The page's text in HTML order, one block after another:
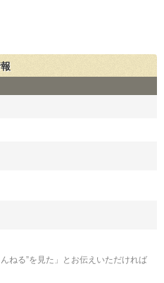
ねる”を見た」とお伝えいただければ